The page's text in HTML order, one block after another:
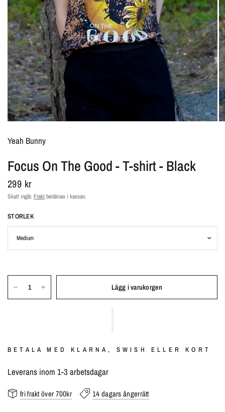
Yeah Bunny
Focus On The Good - T-shirt - Black
299 kr
Skatt ingår. Fraktberäknas i kassan.
STORLEK
Lägg i varukorgen
BETALA MED KLARNA, SWISH ELLER KORT
Leverans inom 1-3 arbetsdagar
fri frakt över 700kr 14 dagars ångerrätt